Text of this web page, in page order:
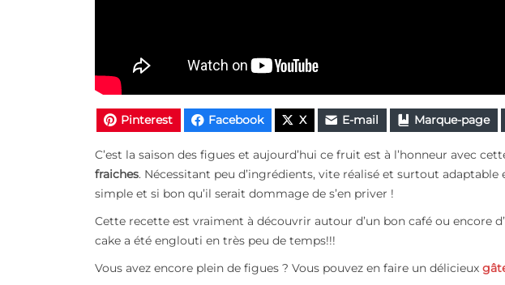
Pinterest Facebook X E-mail Marque-page
C’est la saison des figues et aujourd’hui ce fruit est à l’honneur avec
fraiches. Nécessitant peu d’ingrédients, vite réalisé et surtout
simple et si bon qu’il serait dommage de s’en priver !
Cette recette est vraiment à découvrir autour d’un bon café ou encore
cake a été englouti en très peu de temps!!!
Vous avez encore plein de figues ? Vous pouvez en faire un délicieux